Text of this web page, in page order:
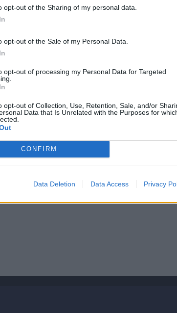
opt-out of the Sharing of my personal data.
opt-out of the Sale of my Personal Data.
opt-out of processing my Personal Data for Targeted
opt-out of Collection, Use, Retention, Sale, and/or
Data that Is Unrelated with the Purposes for
CONFIRM
Data Deletion Data Access Privacy
impegnato in Lega Pro sulla panchina del
per le partite di
L’ex centrocampista del
esempio di passione popolare per il calcio
vedere giocatori di grande ritmo con tanta
quelle partite vedo il vero amore che la gente
proponendo un interessante paragone
durante le partite. In Inghilterra, invece, ad ogni
ha avuto un primo approccio con la Gran
proporsi come manager dell’ Hamilton
rimandato?